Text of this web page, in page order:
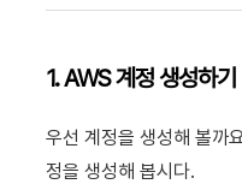
1. AWS 계정 생성하기
우선 계정을 생성해 볼까
정을 생성해 봅시다.